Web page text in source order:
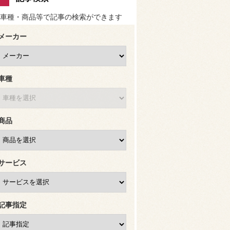
種・商品等で記事の検索ができます
ーカー
種
品
ービス
事指定